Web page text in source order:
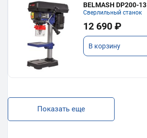
BELMASH DP200-13
Сверлильный станок
12 690 ₽
В корзину
Показать еще